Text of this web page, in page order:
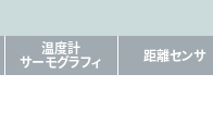
温度計
サーモグラフィ 距離センサ